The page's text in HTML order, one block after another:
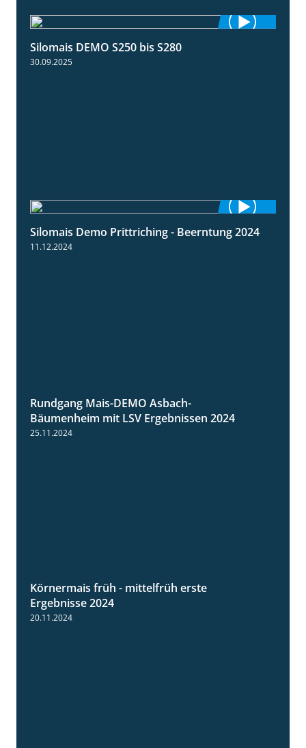
Silomais DEMO S250 bis S280
30.09.2025
12:28
Silomais Demo Prittriching - Beerntung 2024
11.12.2024
8:38
Rundgang Mais-DEMO Asbach-
Bäumenheim mit LSV Ergebnissen 2024
Körnermais früh - mittelfrüh erste
Ergebnisse 2024
20.11.2024